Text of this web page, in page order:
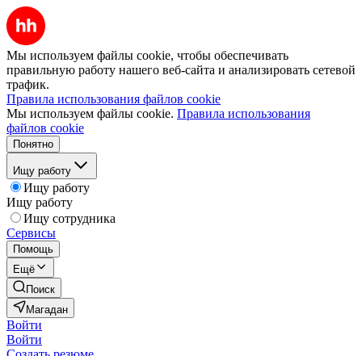
Мы используем файлы cookie, чтобы обеспечивать
правильную работу нашего веб-сайта и анализировать сетевой
трафик.
Правила использования файлов cookie
Мы используем файлы cookie. Правила использования
файлов cookie
Понятно
Ищу работу
Ищу работу
Ищу работу
Ищу сотрудника
Сервисы
Помощь
Ещё
Поиск
Магадан
Войти
Войти